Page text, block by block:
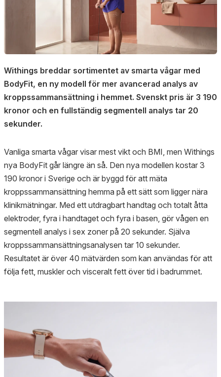
Withings breddar sortimentet av smarta vågar med
BodyFit, en ny modell för mer avancerad analys av
kroppssammansättning i hemmet. Svenskt pris är 3 190
kronor och en fullständig segmentell analys tar 20
sekunder.
Vanliga smarta vågar visar mest vikt och BMI, men Withings
nya BodyFit går längre än så. Den nya modellen kostar 3
190 kronor i Sverige och är byggd för att mäta
kroppssammansättning hemma på ett sätt som ligger nära
klinikmätningar. Med ett utdragbart handtag och totalt åtta
elektroder, fyra i handtaget och fyra i basen, gör vågen en
segmentell analys i sex zoner på 20 sekunder. Själva
kroppssammansättningsanalysen tar 10 sekunder.
Resultatet är över 40 mätvärden som kan användas för att
följa fett, muskler och visceralt fett över tid i badrummet.